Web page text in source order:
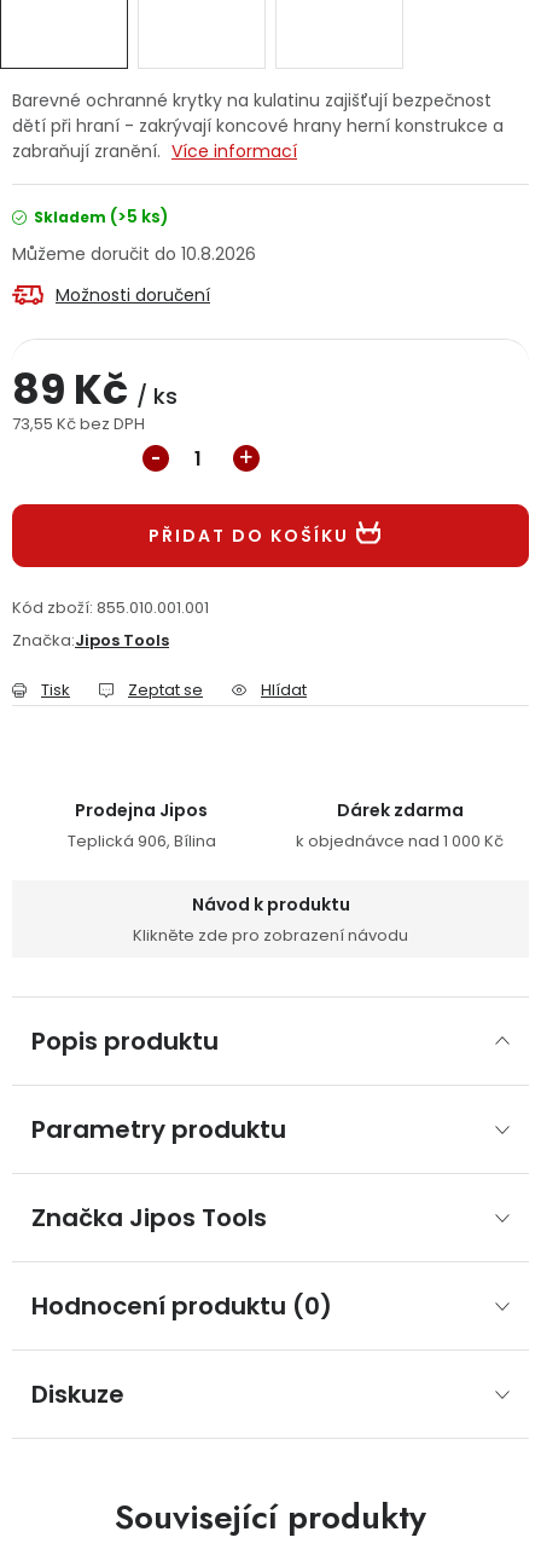
Značky
Velkoobchodní spolupráce (B2B)
Doprava a platba
Reklamační formulář Odstoupení ve lhůtě 14 dní
Podmínky ochrany osobních údajů
Barevné ochranné krytky na kulatinu zajišťují bezpečnost
dětí při hraní - zakrývají koncové hrany herní konstrukce a
zabraňují zranění. Více informací
Skladem (>5 ks)
10.8.2026
Možnosti doručení
89 Kč / ks
73,55 Kč bez DPH
PŘIDAT DO KOŠÍKU
Kód zboží: 855.010.001.001
Značka:Jipos Tools
Tisk Zeptat se Hlídat
Prodejna Jipos
Teplická 906, Bílina
Dárek zdarma
k objednávce nad 1 000 Kč
Návod k produktu
Klikněte zde pro zobrazení návodu
Popis produktu
Parametry produktu
Značka Jipos Tools
Hodnocení produktu (0)
Diskuze
Související produkty